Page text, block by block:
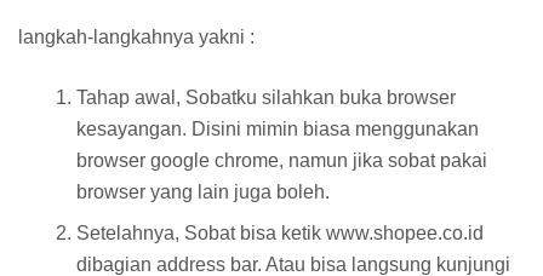
langkah-langkahnya yakni :
Tahap awal, Sobatku silahkan buka browser
kesayangan. Disini mimin biasa menggunakan
browser google chrome, namun jika sobat pakai
browser yang lain juga boleh.
Setelahnya, Sobat bisa ketik www.shopee.co.id
dibagian address bar. Atau bisa langsung kunjungi